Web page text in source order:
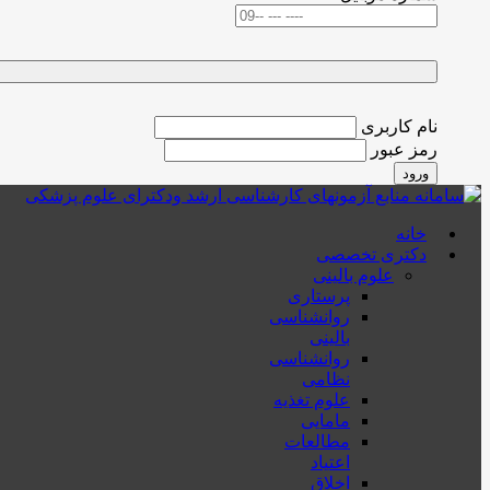
نام کاربری
رمز عبور
ورود
خانه
دکتری تخصصی
علوم بالینی
پرستاری
روانشناسی
بالینی
روانشناسی
نظامی
علوم تغذیه
مامایی
مطالعات
اعتیاد
اخلاق